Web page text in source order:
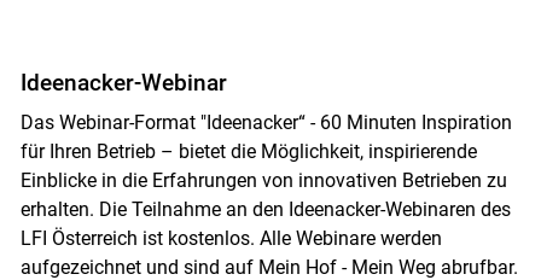
Ideenacker-Webinar
Das Webinar-Format "Ideenacker“ - 60 Minuten Inspiration
für Ihren Betrieb – bietet die Möglichkeit, inspirierende
Einblicke in die Erfahrungen von innovativen Betrieben zu
erhalten. Die Teilnahme an den Ideenacker-Webinaren des
LFI Österreich ist kostenlos. Alle Webinare werden
aufgezeichnet und sind auf Mein Hof - Mein Weg abrufbar.